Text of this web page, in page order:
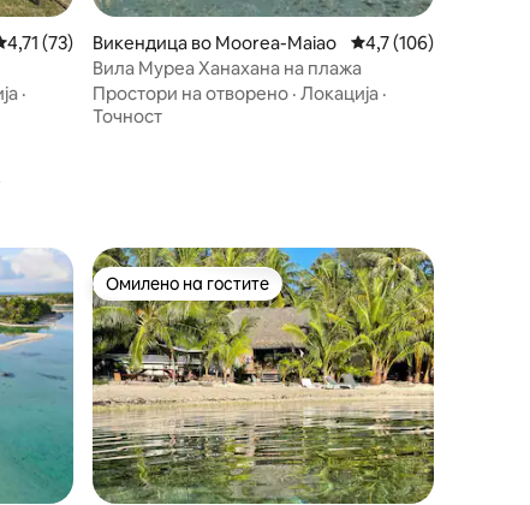
оцена: 4,71 од 5, 73 рецензии
4,71 (73)
·
Викендица во Moorea-Maiao Просечна оцена:
4,7 (106)
Вила Муреа Ханахана на плажа
Простори на отворено · Локација ·
Точност
Омилено на гостите
Омилено на гостите